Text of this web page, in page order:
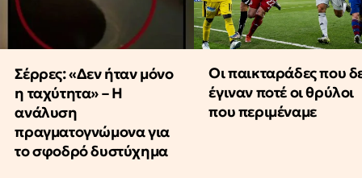
Σέρρες: «Δεν ήταν μόνο
η ταχύτητα» – Η
ανάλυση
πραγματογνώμονα για
το σφοδρό δυστύχημα
Οι παικταράδες που
έγιναν ποτέ οι θρύλοι
που περιμέναμε